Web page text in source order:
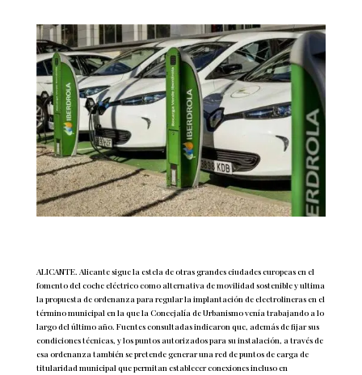
ALICANTE. Alicante sigue la estela de otras grandes ciudades europeas en el
fomento del coche eléctrico como alternativa de movilidad sostenible y ultima
la propuesta de ordenanza para regular la implantación de electrolineras en el
término municipal en la que la Concejalía de Urbanismo venía trabajando a lo
largo del último año. Fuentes consultadas indicaron que, además de fijar sus
condiciones técnicas, y los puntos autorizados para su instalación, a través de
esa ordenanza también se pretende generar una red de puntos de carga de
titularidad municipal que permitan establecer conexiones incluso en